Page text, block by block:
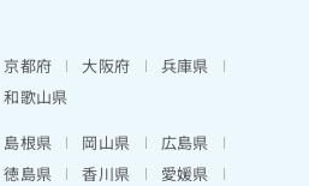
京都府 大阪府
兵庫県
和歌山県
島根県 岡山県
広島県
徳島県 香川県
愛媛県